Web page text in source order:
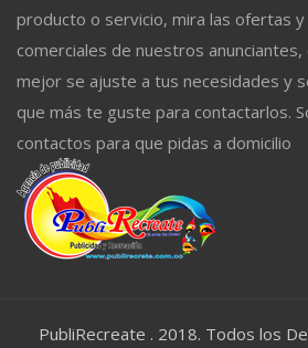
producto o servicio, mira las ofertas
comerciales de nuestros
mejor se ajuste a tus necesidades y
que más te guste para contactarlos.
contactos para que pidas a domicilio
PubliRecreate . 2018. Todos los